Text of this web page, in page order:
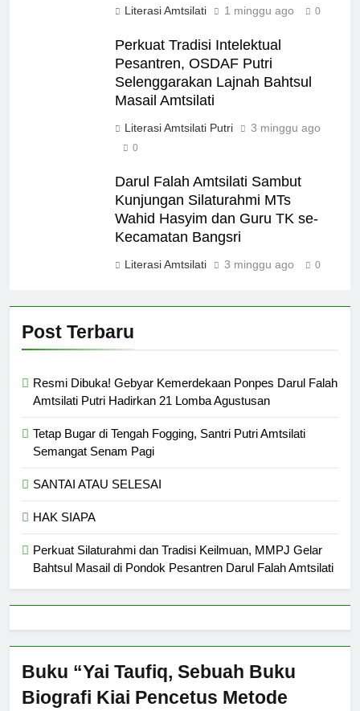
Literasi Amtsilati 1 minggu ago 0
Perkuat Tradisi Intelektual
Pesantren, OSDAF Putri
Selenggarakan Lajnah Bahtsul
Masail Amtsilati
Literasi Amtsilati Putri 3 minggu ago
0
Darul Falah Amtsilati Sambut
Kunjungan Silaturahmi MTs
Wahid Hasyim dan Guru TK se-
Kecamatan Bangsri
Literasi Amtsilati 3 minggu ago 0
Post Terbaru
Resmi Dibuka! Gebyar Kemerdekaan Ponpes Darul Falah
Amtsilati Putri Hadirkan 21 Lomba Agustusan
Tetap Bugar di Tengah Fogging, Santri Putri Amtsilati
Semangat Senam Pagi
SANTAI ATAU SELESAI
HAK SIAPA
Perkuat Silaturahmi dan Tradisi Keilmuan, MMPJ Gelar
Bahtsul Masail di Pondok Pesantren Darul Falah Amtsilati
Buku “Yai Taufiq, Sebuah Buku
Biografi Kiai Pencetus Metode